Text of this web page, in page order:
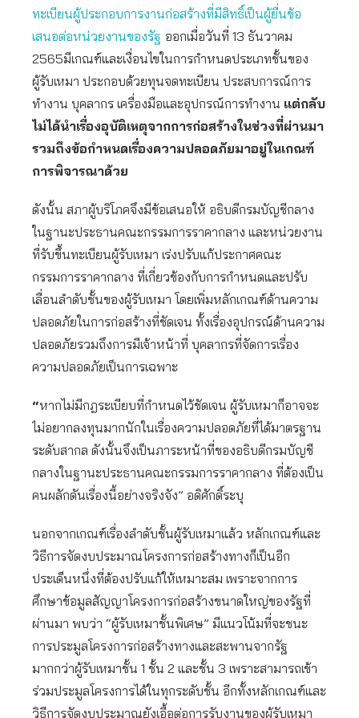
ทะเบียนผู้ประกอบการงานก่อสร้างที่มีสิทธิ์เป็นผู้ยื่นข้อ
เสนอต่อหน่วยงานของรัฐ ออกเมื่อวันที่ 13 ธันวาคม
2565มีเกณฑ์และเงื่อนไขในการกำหนดประเภทชั้นของ
ผู้รับเหมา ประกอบด้วยทุนจดทะเบียน ประสบการณ์การ
ทำงาน บุคลากร เครื่องมือและอุปกรณ์การทำงาน แต่กลับ
ไม่ได้นำเรื่องอุบัติเหตุจากการก่อสร้างในช่วงที่ผ่านมา
รวมถึงข้อกำหนดเรื่องความปลอดภัยมาอยู่ในเกณฑ์
การพิจารณาด้วย
ดังนั้น สภาผู้บริโภคจึงมีข้อเสนอให้ อธิบดีกรมบัญชีกลาง
ในฐานะประธานคณะกรรมการราคากลาง และหน่วยงาน
ที่รับขึ้นทะเบียนผู้รับเหมา เร่งปรับแก้ประกาศคณะ
กรรมการราคากลาง ที่เกี่ยวข้องกับการกำหนดและปรับ
เลื่อนลำดับชั้นของผู้รับเหมา โดยเพิ่มหลักเกณฑ์ด้านความ
ปลอดภัยในการก่อสร้างที่ชัดเจน ทั้งเรื่องอุปกรณ์ด้านความ
ปลอดภัยรวมถึงการมีเจ้าหน้าที่ บุคลากรที่จัดการเรื่อง
ความปลอดภัยเป็นการเฉพาะ
“หากไม่มีกฎระเบียบที่กำหนดไว้ชัดเจน ผู้รับเหมาก็อาจจะ
ไม่อยากลงทุนมากนักในเรื่องความปลอดภัยที่ได้มาตรฐาน
ระดับสากล ดังนั้นจึงเป็นภาระหน้าที่ของอธิบดีกรมบัญชี
กลางในฐานะประธานคณะกรรมการราคากลาง ที่ต้องเป็น
คนผลักดันเรื่องนี้อย่างจริงจัง” อดิศักดิ์ระบุ
นอกจากเกณฑ์เรื่องลำดับชั้นผู้รับเหมาแล้ว หลักเกณฑ์และ
วิธีการจัดงบประมาณโครงการก่อสร้างทางก็เป็นอีก
ประเด็นหนึ่งที่ต้องปรับแก้ให้เหมาะสม เพราะจากการ
ศึกษาข้อมูลสัญญาโครงการก่อสร้างขนาดใหญ่ของรัฐที่
ผ่านมา พบว่า “ผู้รับเหมาชั้นพิเศษ” มีแนวโน้มที่จะชนะ
การประมูลโครงการก่อสร้างทางและสะพานจากรัฐ
มากกว่าผู้รับเหมาชั้น 1 ชั้น 2 และชั้น 3 เพราะสามารถเข้า
ร่วมประมูลโครงการได้ในทุกระดับชั้น อีกทั้งหลักเกณฑ์และ
วิธีการจัดงบประมาณยังเอื้อต่อการรับงานของผู้รับเหมา